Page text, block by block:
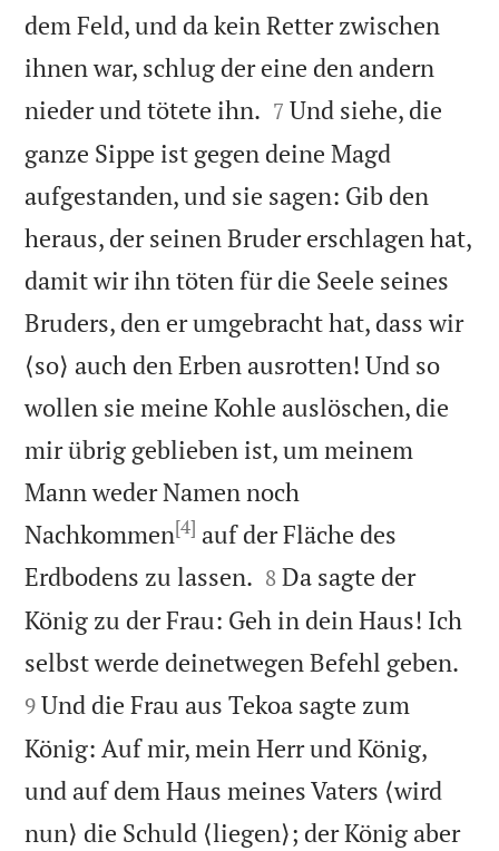
dem Feld, und da kein Retter zwischen
ihnen war, schlug der eine den andern
nieder und tötete ihn. 

7 Und siehe, die
ganze Sippe ist gegen deine Magd
aufgestanden, und sie sagen: Gib den
heraus, der seinen Bruder erschlagen hat,
damit wir ihn töten für die Seele seines
Bruders, den er umgebracht hat, dass wir
⟨so⟩ auch den Erben ausrotten! Und so
wollen sie meine Kohle auslöschen, die
mir übrig geblieben ist, um meinem
Mann weder Namen noch
Nachkommen[4] auf der Fläche des
Erdbodens zu lassen. 

8 Da sagte der
König zu der Frau: Geh in dein Haus! Ich
selbst werde deinetwegen Befehl geben.
9 Und die Frau aus Tekoa sagte zum
König: Auf mir, mein Herr und König,
und auf dem Haus meines Vaters ⟨wird
nun⟩ die Schuld ⟨liegen⟩; der König aber